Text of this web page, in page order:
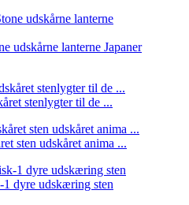
udskårne lanterne Japaner
stenlygter til de ...
sten udskåret anima ...
1 dyre udskæring sten